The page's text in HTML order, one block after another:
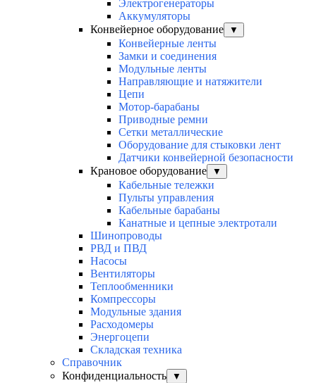
Электрогенераторы
Аккумуляторы
Конвейерное оборудование
▼
Конвейерные ленты
Замки и соединения
Модульные ленты
Направляющие и натяжители
Цепи
Мотор-барабаны
Приводные ремни
Сетки металлические
Оборудование для стыковки лент
Датчики конвейерной безопасности
Крановое оборудование
▼
Кабельные тележки
Пульты управления
Кабельные барабаны
Канатные и цепные электротали
Шинопроводы
РВД и ПВД
Насосы
Вентиляторы
Теплообменники
Компрессоры
Модульные здания
Расходомеры
Энергоцепи
Складская техника
Справочник
Конфиденциальность
▼